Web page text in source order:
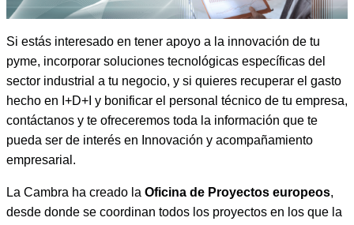
Si estás interesado en tener apoyo a la innovación de tu
pyme, incorporar soluciones tecnológicas específicas del
sector industrial a tu negocio, y si quieres recuperar el gasto
hecho en I+D+I y bonificar el personal técnico de tu empresa,
contáctanos y te ofreceremos toda la información que te
pueda ser de interés en Innovación y acompañamiento
empresarial.
La Cambra ha creado la Oficina de Proyectos europeos,
desde donde se coordinan todos los proyectos en los que la